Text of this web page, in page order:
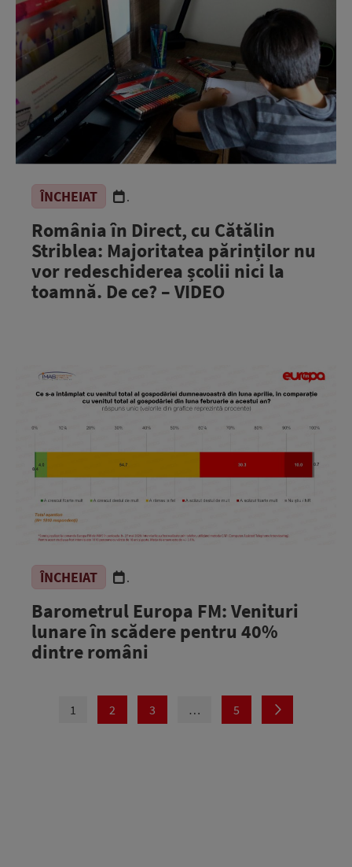
ÎNCHEIAT .
România în Direct, cu Cătălin
Striblea: Majoritatea părinților nu
vor redeschiderea școlii nici la
toamnă. De ce? – VIDEO
ÎNCHEIAT .
Barometrul Europa FM: Venituri
lunare în scădere pentru 40%
dintre români
1 2 3 … 5